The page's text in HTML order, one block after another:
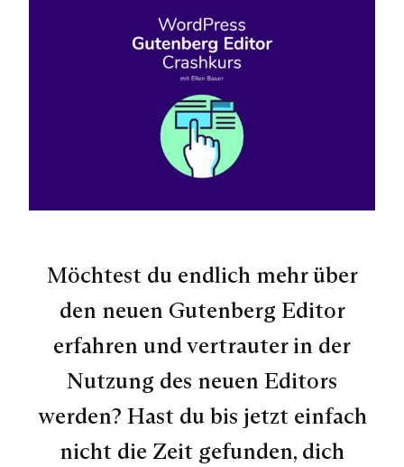
Möchtest du endlich mehr über
den neuen Gutenberg Editor
erfahren und vertrauter in der
Nutzung des neuen Editors
werden? Hast du bis jetzt einfach
nicht die Zeit gefunden, dich